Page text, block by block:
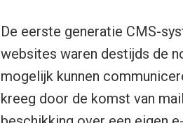
De eerste generatie CMS-
websites waren destijds de
mogelijk kunnen
kreeg door de komst van